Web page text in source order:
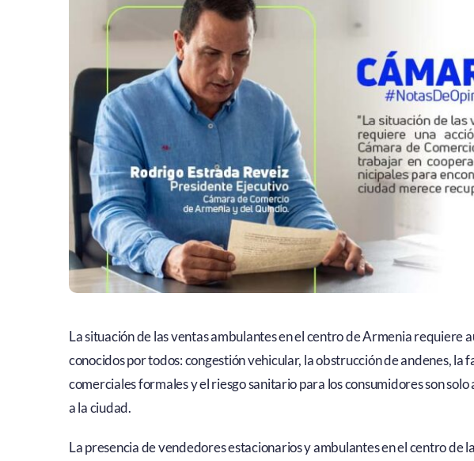
La situación de las ventas ambulantes en el centro de Armenia requiere
conocidos por todos: congestión vehicular, la obstrucción de andenes,
comerciales formales y el riesgo sanitario para los consumidores son
a la ciudad.
La presencia de vendedores estacionarios y ambulantes en el centro de